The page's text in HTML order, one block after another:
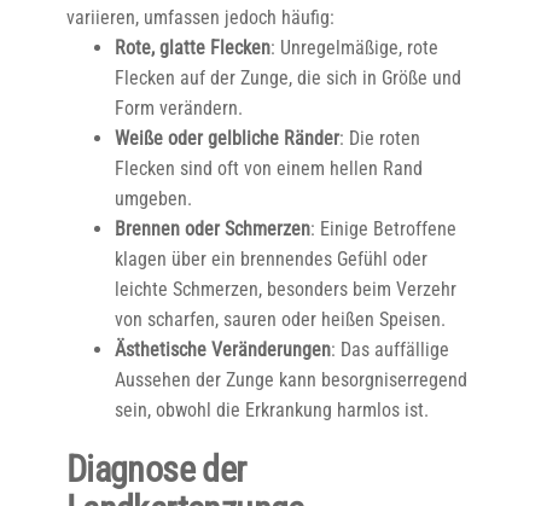
variieren, umfassen jedoch häufig:
Rote, glatte Flecken: Unregelmäßige, rote
Flecken auf der Zunge, die sich in Größe und
Form verändern.
Weiße oder gelbliche Ränder: Die roten
Flecken sind oft von einem hellen Rand
umgeben.
Brennen oder Schmerzen: Einige Betroffene
klagen über ein brennendes Gefühl oder
leichte Schmerzen, besonders beim Verzehr
von scharfen, sauren oder heißen Speisen.
Ästhetische Veränderungen: Das auffällige
Aussehen der Zunge kann besorgniserregend
sein, obwohl die Erkrankung harmlos ist.
Diagnose der